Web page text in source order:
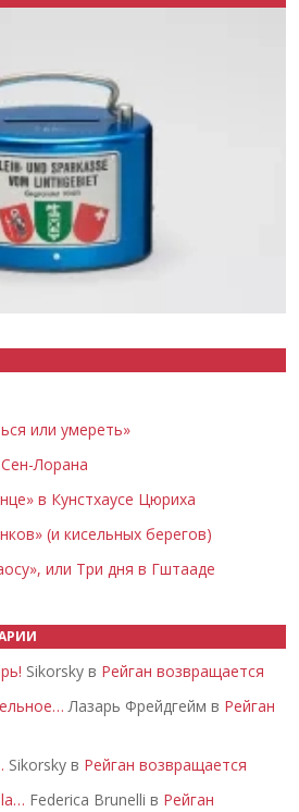
или умереть»
Лорана
в Кунстхаусе Цюриха
(и кисельных берегов)
или Три дня в Гштааде
Sikorsky в Рейган возвращается
Лазарь Фрейдгейм в Рейган
Sikorsky в Рейган возвращается
Federica Brunelli в Рейган